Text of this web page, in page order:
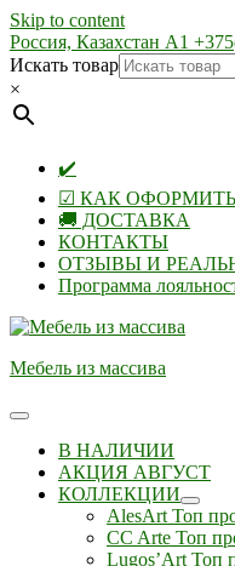
Skip to content
Россия, Казахстан А1
Искать товар
×
✔️
☑ КАК
🚚 ДОСТАВКА
КОНТАКТЫ
ОТЗЫВЫ И
Программа
Мебель из массива
В НАЛИЧИИ
АКЦИЯ АВГУСТ
КОЛЛЕКЦИИ
AlesArt Топ
CC Arte Топ
Lugos’Art Топ